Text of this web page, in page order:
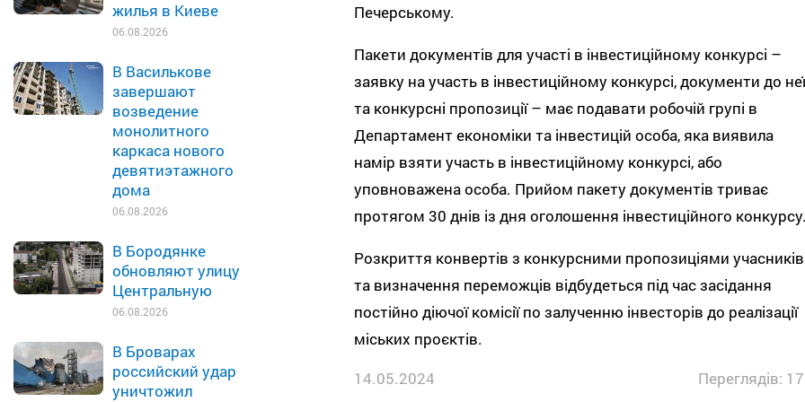
жилья в Киеве
06.08.2026
В Василькове
завершают
возведение
монолитного
каркаса нового
девятиэтажного
дома
06.08.2026
В Бородянке
обновляют улицу
Центральную
06.08.2026
В Броварах
российский удар
уничтожил
Печерському.
Пакети документів для участі в інвестиційному конкурсі –
заявку на участь в інвестиційному конкурсі, документи до неї
та конкурсні пропозиції – має подавати робочій групі в
Департамент економіки та інвестицій особа, яка виявила
намір взяти участь в інвестиційному конкурсі, або
уповноважена особа. Прийом пакету документів триває
протягом 30 днів із дня оголошення інвестиційного конкурсу.
Розкриття конвертів з конкурсними пропозиціями учасників
та визначення переможців відбудеться під час засідання
постійно діючої комісії по залученню інвесторів до реалізації
міських проєктів.
14.05.2024
Переглядів: